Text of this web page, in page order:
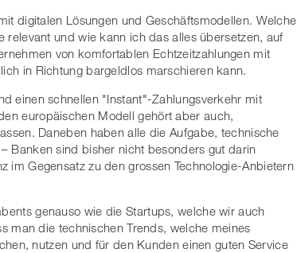
digitalen Lösungen und Geschäftsmodellen. Welche
relevant und wie kann ich das alles übersetzen, auf
von komfortablen Echtzeitzahlungen mit
in Richtung bargeldlos marschieren kann.
einen schnellen "Instant"-Zahlungsverkehr mit
europäischen Modell gehört aber auch,
Daneben haben alle die Aufgabe, technische
Banken sind bisher nicht besonders gut darin
im Gegensatz zu den grossen Technologie-Anbietern
genauso wie die Startups, welche wir auch
man die technischen Trends, welche meines
nutzen und für den Kunden einen guten Service